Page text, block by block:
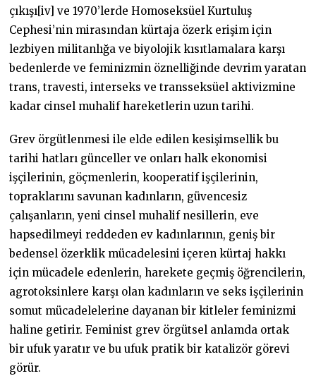
çıkışı[iv] ve 1970’lerde Homoseksüel Kurtuluş
Cephesi’nin mirasından kürtaja özerk erişim için
lezbiyen militanlığa ve biyolojik kısıtlamalara karşı
bedenlerde ve feminizmin öznelliğinde devrim yaratan
trans, travesti, interseks ve transseksüel aktivizmine
kadar cinsel muhalif hareketlerin uzun tarihi.
Grev örgütlenmesi ile elde edilen kesişimsellik bu
tarihi hatları günceller ve onları halk ekonomisi
işçilerinin, göçmenlerin, kooperatif işçilerinin,
topraklarını savunan kadınların, güvencesiz
çalışanların, yeni cinsel muhalif nesillerin, eve
hapsedilmeyi reddeden ev kadınlarının, geniş bir
bedensel özerklik mücadelesini içeren kürtaj hakkı
için mücadele edenlerin, harekete geçmiş öğrencilerin,
agrotoksinlere karşı olan kadınların ve seks işçilerinin
somut mücadelelerine dayanan bir kitleler feminizmi
haline getirir. Feminist grev örgütsel anlamda ortak
bir ufuk yaratır ve bu ufuk pratik bir katalizör görevi
görür.